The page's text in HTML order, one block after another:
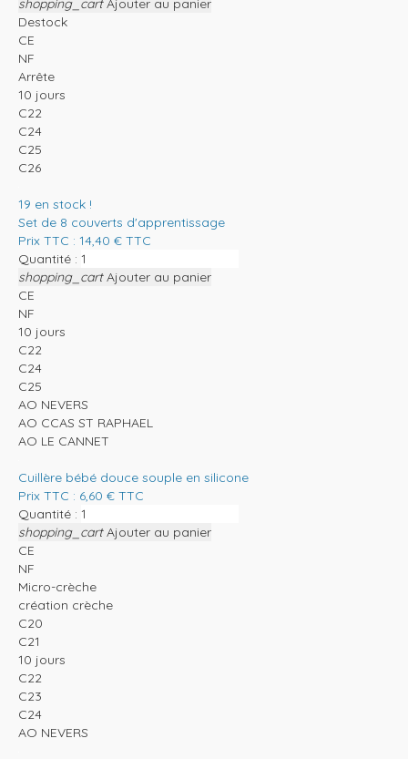
shopping_cart Ajouter au panier
Destock
CE
NF
Arrête
10 jours
C22
C24
C25
C26
19 en stock !
Set de 8 couverts d'apprentissage
Prix TTC : 14,40 € TTC
Quantité :
shopping_cart Ajouter au panier
CE
NF
10 jours
C22
C24
C25
AO NEVERS
AO CCAS ST RAPHAEL
AO LE CANNET
Cuillère bébé douce souple en silicone
Prix TTC : 6,60 € TTC
Quantité :
shopping_cart Ajouter au panier
CE
NF
Micro-crèche
création crèche
C20
C21
10 jours
C22
C23
C24
AO NEVERS